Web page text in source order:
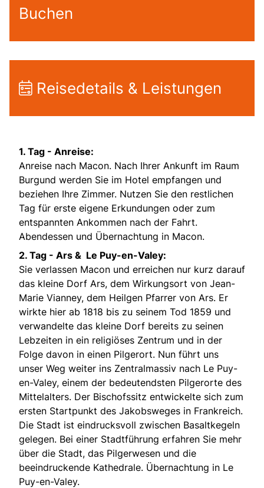
Buchen
Reisedetails & Leistungen
1. Tag - Anreise:
Anreise nach Macon. Nach Ihrer Ankunft im Raum
Burgund werden Sie im Hotel empfangen und
beziehen Ihre Zimmer. Nutzen Sie den restlichen
Tag für erste eigene Erkundungen oder zum
entspannten Ankommen nach der Fahrt.
Abendessen und Übernachtung in Macon.
2. Tag - Ars & Le Puy-en-Valey:
Sie verlassen Macon und erreichen nur kurz darauf
das kleine Dorf Ars, dem Wirkungsort von Jean-
Marie Vianney, dem Heilgen Pfarrer von Ars. Er
wirkte hier ab 1818 bis zu seinem Tod 1859 und
verwandelte das kleine Dorf bereits zu seinen
Lebzeiten in ein religiöses Zentrum und in der
Folge davon in einen Pilgerort. Nun führt uns
unser Weg weiter ins Zentralmassiv nach Le Puy-
en-Valey, einem der bedeutendsten Pilgerorte des
Mittelalters. Der Bischofssitz entwickelte sich zum
ersten Startpunkt des Jakobsweges in Frankreich.
Die Stadt ist eindrucksvoll zwischen Basaltkegeln
gelegen. Bei einer Stadtführung erfahren Sie mehr
über die Stadt, das Pilgerwesen und die
beeindruckende Kathedrale. Übernachtung in Le
Puy-en-Valey.